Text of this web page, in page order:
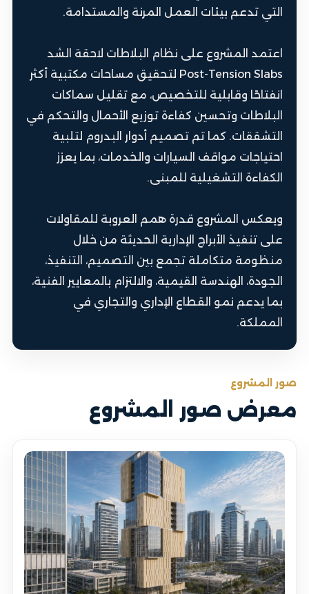
التي تدعم بيئات العمل المرنة والمستدامة.
اعتمد المشروع على نظام البلاطات لاحقة الشد
Post-Tension Slabs لتحقيق مساحات مكتبية أكثر
انفتاحًا وقابلية للتخصيص، مع تقليل سماكات
البلاطات وتحسين كفاءة توزيع الأحمال والتحكم في
التشققات. كما تم تصميم أدوار البدروم لتلبية
احتياجات مواقف السيارات والخدمات، بما يعزز
الكفاءة التشغيلية للمبنى.
ويعكس المشروع قدرة همم العروبة للمقاولات
على تنفيذ الأبراج الإدارية الحديثة من خلال
منظومة متكاملة تجمع بين التصميم، التنفيذ،
الجودة، الهندسة القيمية، والالتزام بالمعايير الفنية،
بما يدعم نمو القطاع الإداري والتجاري في
المملكة.
صور المشروع
معرض صور المشروع